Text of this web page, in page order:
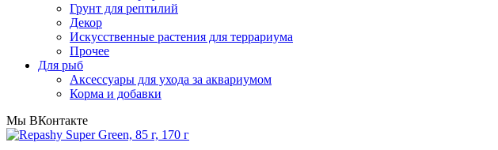
Грунт для рептилий
Декор
Искусственные растения для террариума
Прочее
Для рыб
Аксессуары для ухода за аквариумом
Корма и добавки
Мы ВКонтакте